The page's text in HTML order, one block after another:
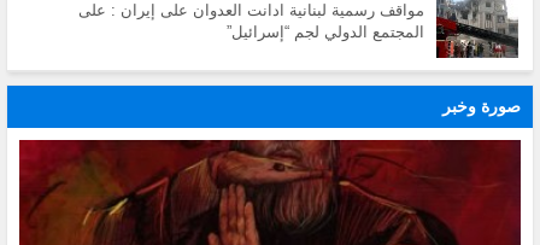
مواقف رسمية لبنانية ادانت العدوان على إيران : على
المجتمع الدولي لجم “إسرائيل”
صورة وخبر